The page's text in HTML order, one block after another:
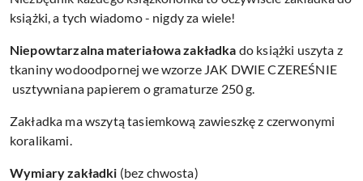
książki, a tych wiadomo - nigdy za wiele!
Niepowtarzalna materiałowa zakładka do książki uszyta z
tkaniny wodoodpornej we wzorze JAK DWIE CZEREŚNIE
usztywniana papierem o gramaturze 250 g.
Zakładka ma wszytą tasiemkową zawieszkę z czerwonymi
koralikami.
Wymiary zakładki (bez chwosta)